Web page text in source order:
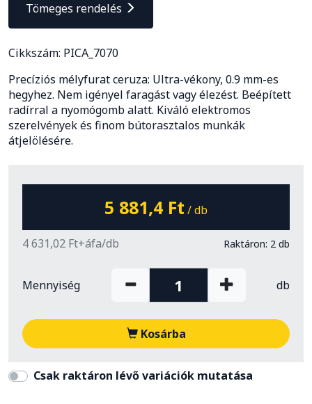
Tömeges rendelés
Cikkszám: PICA_7070
Precíziós mélyfurat ceruza: Ultra-vékony, 0.9 mm-es
hegyhez. Nem igényel faragást vagy élezést. Beépített
radírral a nyomógomb alatt. Kiváló elektromos
szerelvények és finom bútorasztalos munkák
átjelölésére.
5 881,4 Ft / db
4 631,02 Ft+áfa/db Raktáron: 2 db
Mennyiség db
Kosárba
Csak raktáron lévő variációk mutatása